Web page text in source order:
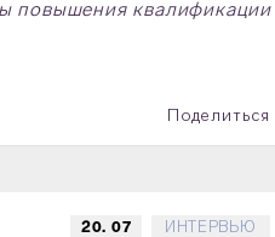
квалификации
Поделиться
20. 07 ИНТЕРВЬЮ